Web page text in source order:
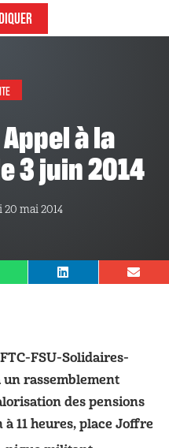
3 juin 2014
20 mai 2014
FSU-Solidaires-
un rassemblement
des pensions
11 heures, place Joffre